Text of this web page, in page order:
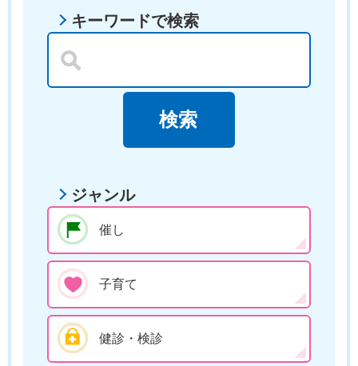
キーワードで検索
ジャンル
催し
子育て
健診・検診